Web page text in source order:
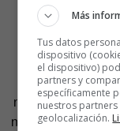
Cuando al fin
segunda parte
negaba a admitir
no le quedó más
Más
Tus datos
dispositivo
el dispositivo)
partners y
específicamente
nuestros
geolocalización.